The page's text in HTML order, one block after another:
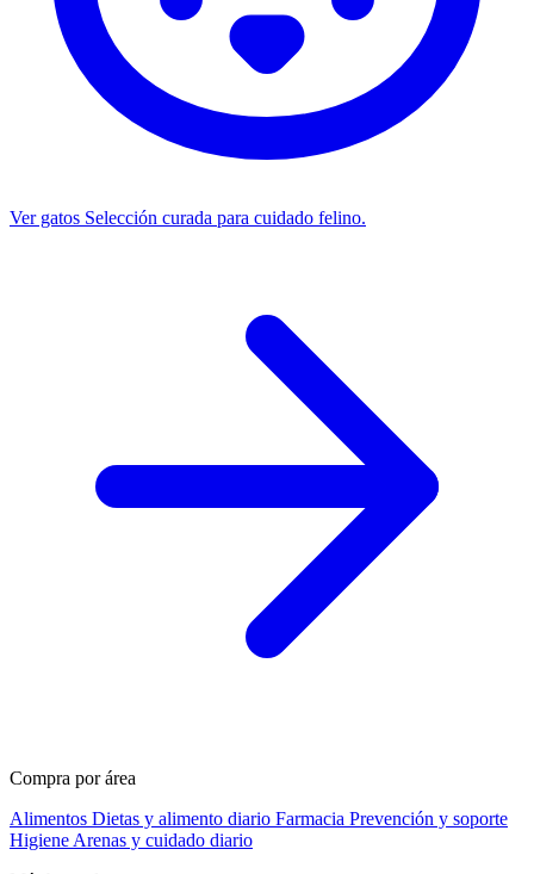
Ver gatos Selección curada para cuidado felino.
Compra por área
Alimentos Dietas y alimento diario Farmacia Prevención y soporte
Higiene Arenas y cuidado diario